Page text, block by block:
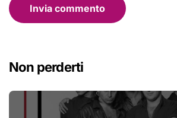
Non perderti